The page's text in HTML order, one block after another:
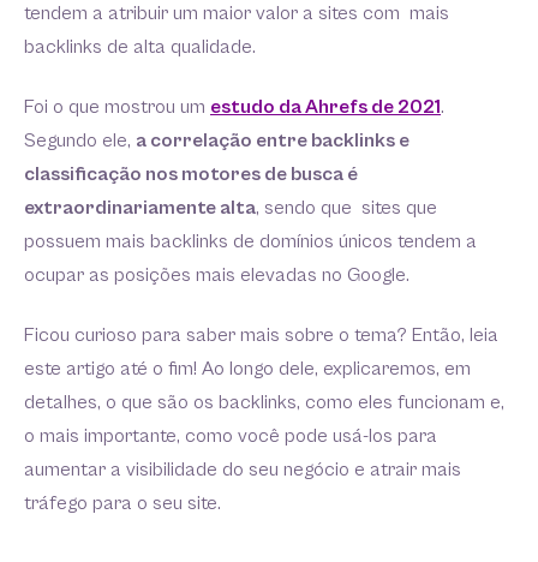
tendem a atribuir um maior valor a sites com mais
backlinks de alta qualidade.
Foi o que mostrou um estudo da Ahrefs de 2021.
Segundo ele, a correlação entre backlinks e
classificação nos motores de busca é
extraordinariamente alta, sendo que sites que
possuem mais backlinks de domínios únicos tendem a
ocupar as posições mais elevadas no Google.
Ficou curioso para saber mais sobre o tema? Então, leia
este artigo até o fim! Ao longo dele, explicaremos, em
detalhes, o que são os backlinks, como eles funcionam e,
o mais importante, como você pode usá-los para
aumentar a visibilidade do seu negócio e atrair mais
tráfego para o seu site.